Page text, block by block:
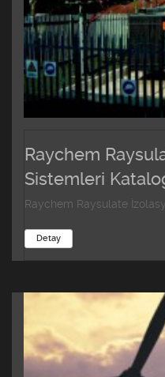
Raychem
Sistemleri
Raychem Raysulate
Detay